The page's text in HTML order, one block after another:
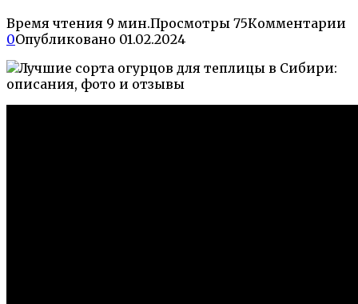
Время чтения 9 мин.Просмотры 75Комментарии
0Опубликовано 01.02.2024